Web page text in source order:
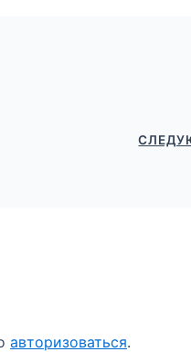
авторизоваться.